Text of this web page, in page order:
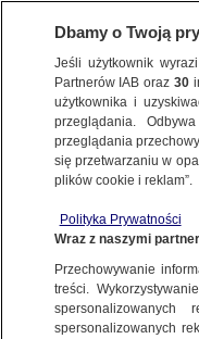
KONKRET24
FAŁSZ
Czegoś innego
Zuzanna
27.03.2025, 17:09
Dbamy o Twoją
Jeśli użytkownik
Partnerów IAB oraz30
użytkownika i
przeglądania.
przeglądania
się przetwarzaniu w
plików cookie i reklam”.
Polityka Prywatności
Wraz z naszymi
Przechowywanie
treści.
spersonalizowanych